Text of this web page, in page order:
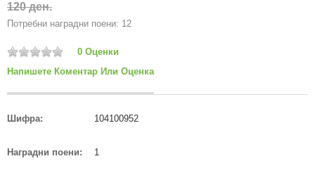
120 ден.
Потребни наградни поени: 12
0 Оценки
Напишете Коментар Или Оценка
Шифра: 104100952
Наградни поени: 1